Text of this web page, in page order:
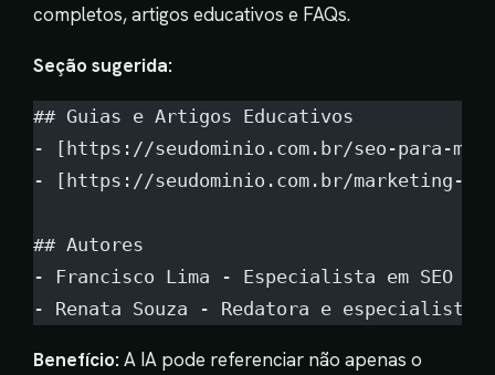
completos, artigos educativos e FAQs.
Seção sugerida:
## Guias e Artigos Educativos
- [https://seudominio.com.br/seo-para-
- [https://seudominio.com.br/marketing-
## Autores
- Francisco Lima - Especialista em SEO
- Renata Souza - Redatora e especialista
Benefício:A IA pode referenciar não apenas o